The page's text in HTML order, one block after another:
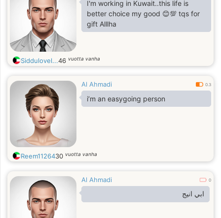
I'm working in Kuwait..this life is
better choice my good 😊💯 tqs for
gift Alllha
Siddulovel...46 vuotta vanha
Al Ahmadi 0.3
i’m an easygoing person
Reem1126430 vuotta vanha
Al Ahmadi 0
ابي انيج